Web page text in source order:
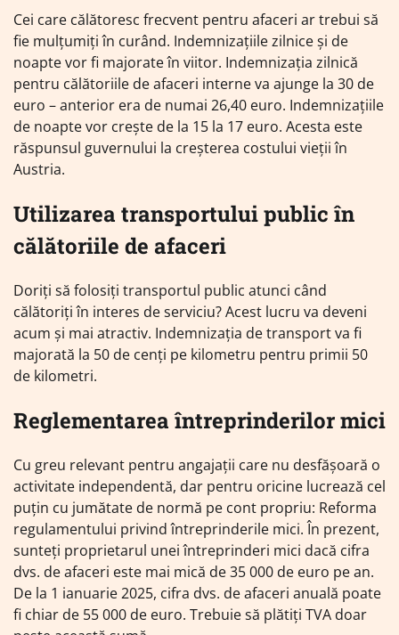
Cei care călătoresc frecvent pentru afaceri ar trebui să
fie mulțumiți în curând. Indemnizațiile zilnice și de
noapte vor fi majorate în viitor. Indemnizația zilnică
pentru călătoriile de afaceri interne va ajunge la 30 de
euro – anterior era de numai 26,40 euro. Indemnizațiile
de noapte vor crește de la 15 la 17 euro. Acesta este
răspunsul guvernului la creșterea costului vieții în
Austria.
Utilizarea transportului public în
călătoriile de afaceri
Doriți să folosiți transportul public atunci când
călătoriți în interes de serviciu? Acest lucru va deveni
acum și mai atractiv. Indemnizația de transport va fi
majorată la 50 de cenți pe kilometru pentru primii 50
de kilometri.
Reglementarea întreprinderilor mici
Cu greu relevant pentru angajații care nu desfășoară o
activitate independentă, dar pentru oricine lucrează cel
puțin cu jumătate de normă pe cont propriu: Reforma
regulamentului privind întreprinderile mici. În prezent,
sunteți proprietarul unei întreprinderi mici dacă cifra
dvs. de afaceri este mai mică de 35 000 de euro pe an.
De la 1 ianuarie 2025, cifra dvs. de afaceri anuală poate
fi chiar de 55 000 de euro. Trebuie să plătiți TVA doar